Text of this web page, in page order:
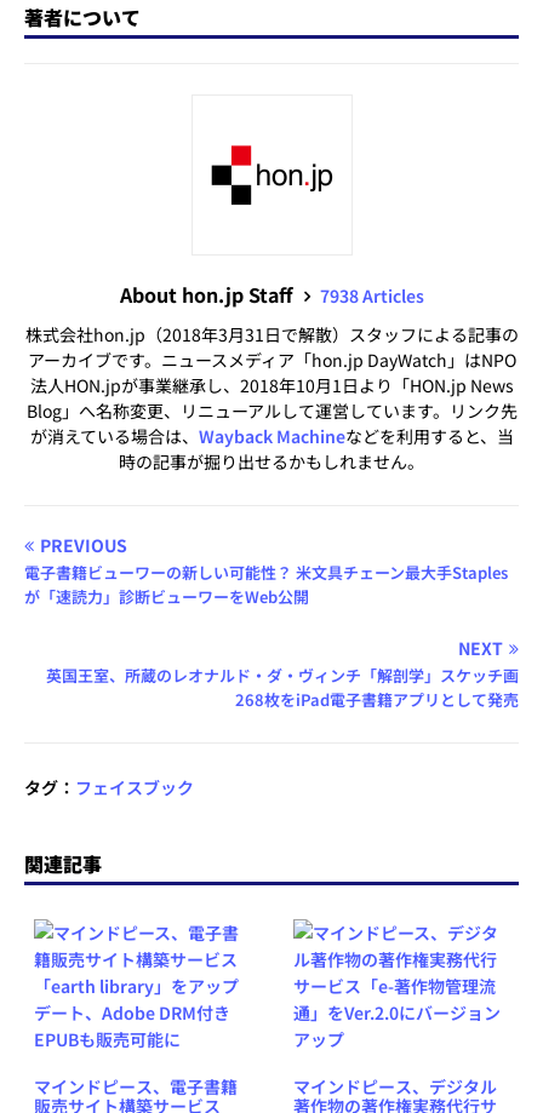
著者について
About hon.jp Staff
7938 Articles
株式会社hon.jp（2018年3月31日で解散）スタッフによる記事の
アーカイブです。ニュースメディア「hon.jp DayWatch」はNPO
法人HON.jpが事業継承し、2018年10月1日より「HON.jp News
Blog」へ名称変更、リニューアルして運営しています。リンク先
が消えている場合は、 Wayback Machineなどを利用すると、当
時の記事が掘り出せるかもしれません。
PREVIOUS
電子書籍ビューワーの新しい可能性？ 米文具チェーン最大手Staples
が「速読力」診断ビューワーをWeb公開
NEXT
英国王室、所蔵のレオナルド・ダ・ヴィンチ「解剖学」スケッチ画
268枚をiPad電子書籍アプリとして発売
タグ： フェイスブック
関連記事
マインドピース、電子書籍
販売サイト構築サービス
マインドピース、デジタル
著作物の著作権実務代行サ